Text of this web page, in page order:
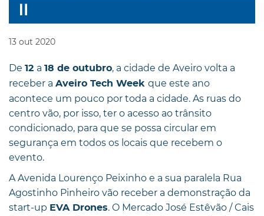
13 out 2020
De 12 a 18 de outubro, a cidade de Aveiro volta a
receber a Aveiro Tech Week que este ano
acontece um pouco por toda a cidade. As ruas do
centro vão, por isso, ter o acesso ao trânsito
condicionado, para que se possa circular em
segurança em todos os locais que recebem o
evento.
A Avenida Lourenço Peixinho e a sua paralela Rua
Agostinho Pinheiro vão receber a demonstração da
start-up EVA Drones. O Mercado José Estêvão / Cais